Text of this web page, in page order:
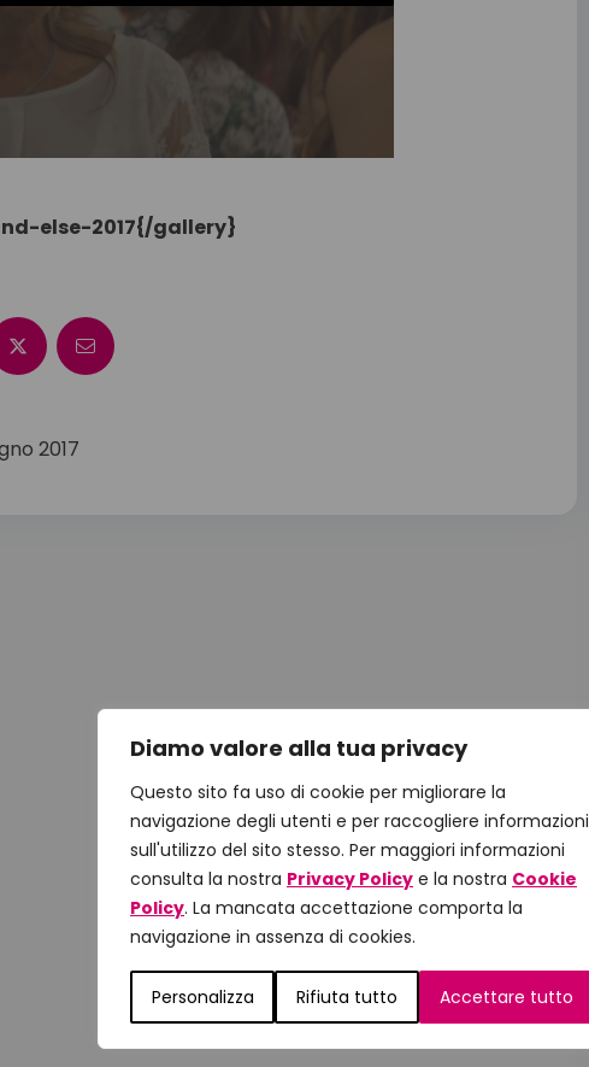
Diamo valore alla tua privacy
Questo sito fa uso di cookie per migliorare la
navigazione degli utenti e per raccogliere informazioni
sull'utilizzo del sito stesso. Per maggiori informazioni
consulta la nostra Privacy Policy e la nostra Cookie
Policy. La mancata accettazione comporta la
navigazione in assenza di cookies.
Personalizza Rifiuta tutto Accettare tutto
else-2017{/gallery}
2017